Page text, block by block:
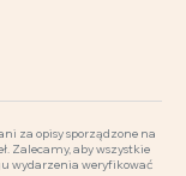
za opisy sporządzone na
Zalecamy, aby wszystkie
wydarzenia weryfikować